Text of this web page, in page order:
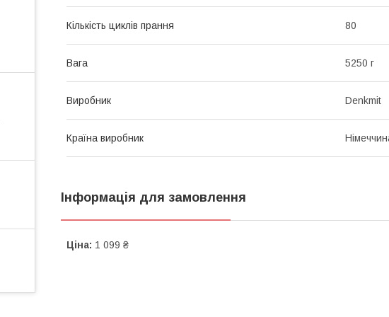
Кількість циклів прання 80
Вага 5250 г
Виробник Denkmit
Країна виробник
Інформація для замовлення
Ціна: 1 099 ₴